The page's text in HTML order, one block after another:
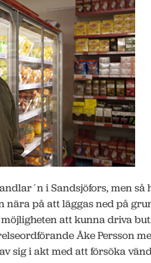
i Sandsjöfors, men så
nära på att läggas ned på
att kunna driva
Åke Persson
sig i akt med att försöka